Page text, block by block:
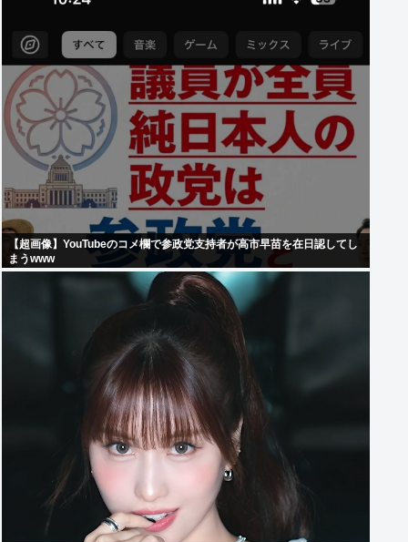
【超画像】YouTubeのコメ欄で参政党支持者が高市早苗を在日認してし
まうwww